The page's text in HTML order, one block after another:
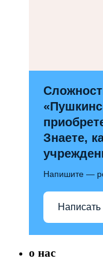
Знаете,
Напишите —
Написать
о нас